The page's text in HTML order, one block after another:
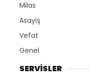
Milas
Asayiş
Vefat
Genel
SERVİSLER